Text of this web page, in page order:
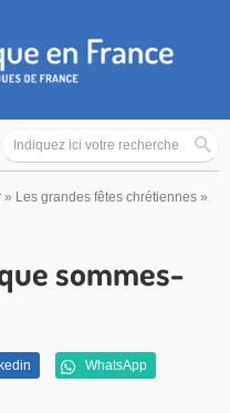
» Les grandes fêtes chrétiennes »
sommes-
WhatsApp